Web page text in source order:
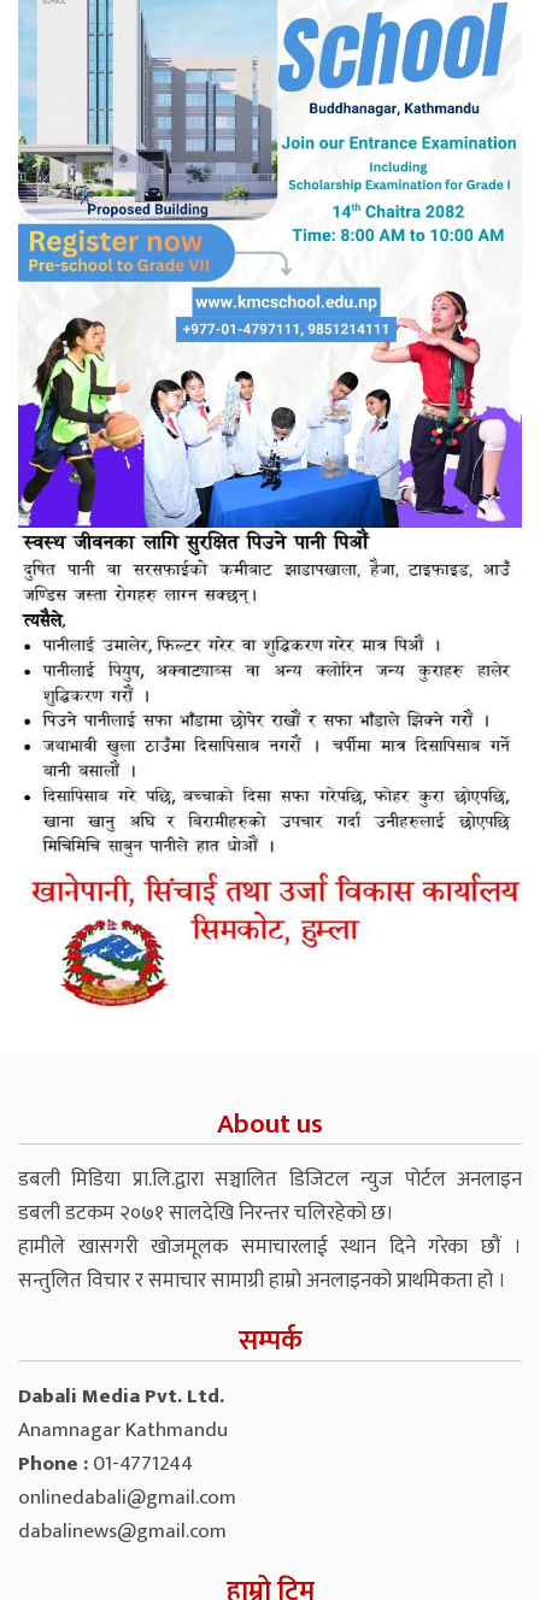
About us
डबली मिडिया प्रा.लि.द्वारा सञ्चालित डिजिटल न्युज पोर्टल अनलाइन
डबली डटकम २०७१ सालदेखि निरन्तर चलिरहेको छ।
हामीले खासगरी खोजमूलक समाचारलाई स्थान दिने गरेका छौं ।
सन्तुलित विचार र समाचार सामाग्री हाम्रो अनलाइनको प्राथमिकता हो ।
सम्पर्क
Dabali Media Pvt. Ltd.
Anamnagar Kathmandu
Phone :01-4771244
onlinedabali@gmail.com
dabalinews@gmail.com